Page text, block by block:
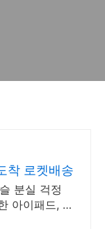
착 로켓배송
분실 걱정
아이패드, 태